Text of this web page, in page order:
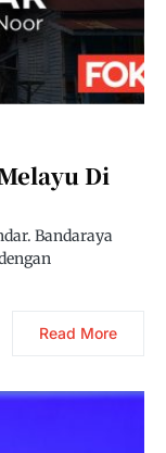
Di
Bandaraya
Read More